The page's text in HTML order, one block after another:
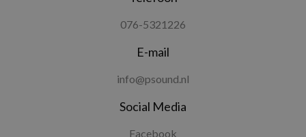
076-5321226
E-mail
info@psound.nl
Social Media
Facebook